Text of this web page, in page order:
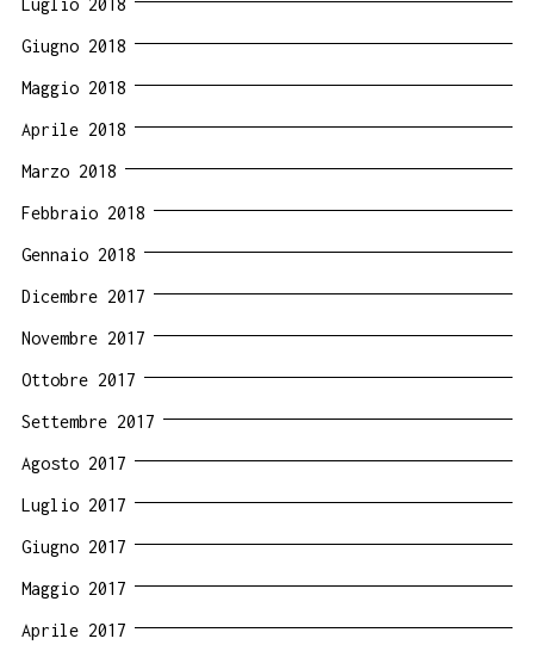
Giugno 2018
Maggio 2018
Aprile 2018
Marzo 2018
Febbraio 2018
Gennaio 2018
Dicembre 2017
Novembre 2017
Ottobre 2017
Settembre 2017
Agosto 2017
Luglio 2017
Giugno 2017
Maggio 2017
Aprile 2017